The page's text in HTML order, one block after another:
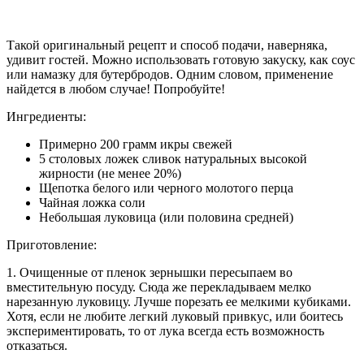
Такой оригинальный рецепт и способ подачи, наверняка,
удивит гостей. Можно использовать готовую закуску, как соус
или намазку для бутербродов. Одним словом, применение
найдется в любом случае! Попробуйте!
Ингредиенты:
Примерно 200 грамм икры свежей
5 столовых ложек сливок натуральных высокой
жирности (не менее 20%)
Щепотка белого или черного молотого перца
Чайная ложка соли
Небольшая луковица (или половина средней)
Приготовление:
1. Очищенные от пленок зернышки пересыпаем во
вместительную посуду. Сюда же перекладываем мелко
нарезанную луковицу. Лучше порезать ее мелкими кубиками.
Хотя, если не любите легкий луковый привкус, или боитесь
экспериментировать, то от лука всегда есть возможность
отказаться.